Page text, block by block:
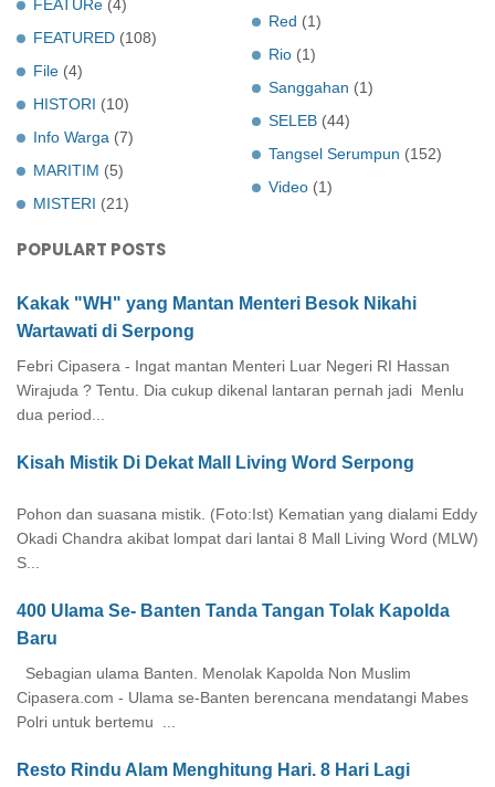
FEATURe (4)
FEATURED (108)
File (4)
HISTORI (10)
Info Warga (7)
MARITIM (5)
MISTERI (21)
Red (1)
Rio (1)
Sanggahan (1)
SELEB (44)
Tangsel Serumpun (152)
Video (1)
POPULART POSTS
Kakak "WH" yang Mantan Menteri Besok Nikahi
Wartawati di Serpong
Febri Cipasera - Ingat mantan Menteri Luar Negeri RI Hassan
Wirajuda ? Tentu. Dia cukup dikenal lantaran pernah jadi Menlu
dua period...
Kisah Mistik Di Dekat Mall Living Word Serpong
Pohon dan suasana mistik. (Foto:Ist) Kematian yang dialami Eddy
Okadi Chandra akibat lompat dari lantai 8 Mall Living Word (MLW)
S...
400 Ulama Se- Banten Tanda Tangan Tolak Kapolda
Baru
Sebagian ulama Banten. Menolak Kapolda Non Muslim
Cipasera.com - Ulama se-Banten berencana mendatangi Mabes
Polri untuk bertemu ...
Resto Rindu Alam Menghitung Hari. 8 Hari Lagi